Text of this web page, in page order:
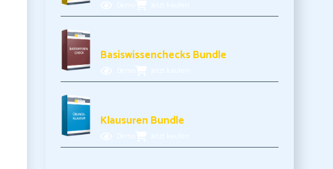
Basiswissenchecks Bundle
Klausuren Bundle